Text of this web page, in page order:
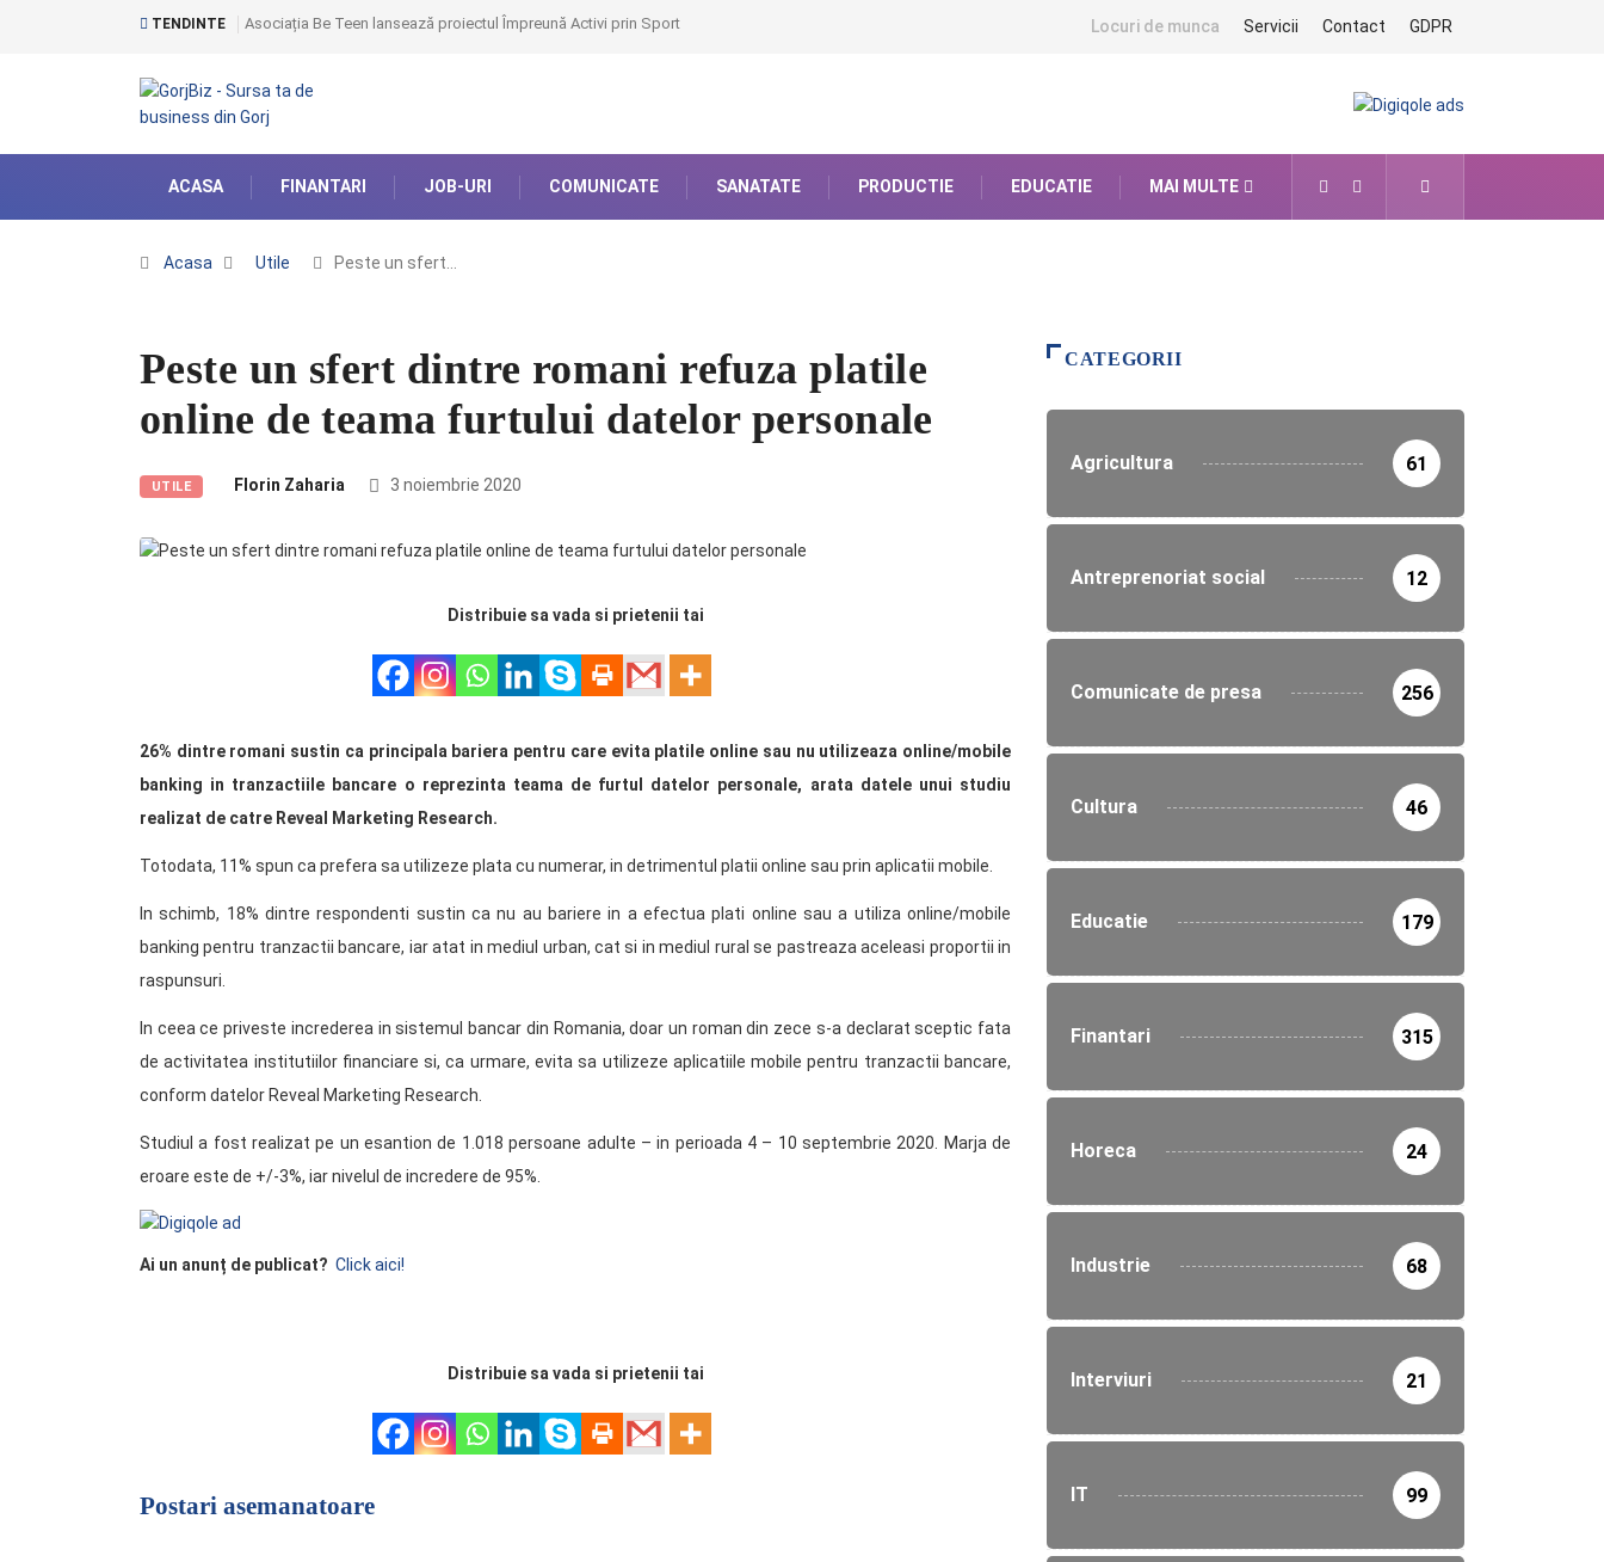
TENDINTE Asociația Be Teen lansează proiectul Împreună Activi prin Sport Locuri de munca Servicii Contact GDPR
ACASA FINANTARI JOB-URI COMUNICATE SANATATE PRODUCTIE EDUCATIE MAI MULTE
Acasa Utile Peste un sfert…
Peste un sfert dintre romani refuza platile
online de teama furtului datelor personale
UTILE Florin Zaharia 3 noiembrie 2020
Distribuie sa vada si prietenii tai
26% dintre romani sustin ca principala bariera pentru care evita platile online sau nu utilizeaza online/mobile
banking in tranzactiile bancare o reprezinta teama de furtul datelor personale, arata datele unui studiu
realizat de catre Reveal Marketing Research.
Totodata, 11% spun ca prefera sa utilizeze plata cu numerar, in detrimentul platii online sau prin aplicatii mobile.
In schimb, 18% dintre respondenti sustin ca nu au bariere in a efectua plati online sau a utiliza online/mobile
banking pentru tranzactii bancare, iar atat in mediul urban, cat si in mediul rural se pastreaza aceleasi proportii in
raspunsuri.
In ceea ce priveste increderea in sistemul bancar din Romania, doar un roman din zece s-a declarat sceptic fata
de activitatea institutiilor financiare si, ca urmare, evita sa utilizeze aplicatiile mobile pentru tranzactii bancare,
conform datelor Reveal Marketing Research.
Studiul a fost realizat pe un esantion de 1.018 persoane adulte – in perioada 4 – 10 septembrie 2020. Marja de
eroare este de +/-3%, iar nivelul de incredere de 95%.
Ai un anunț de publicat? Click aici!
Distribuie sa vada si prietenii tai
Postari asemanatoare
CATEGORII
Agricultura 61
Antreprenoriat social 12
Comunicate de presa 256
Cultura 46
Educatie 179
Finantari 315
Horeca 24
Industrie 68
Interviuri 21
IT 99